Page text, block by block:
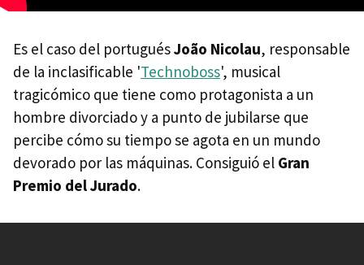
Es el caso del portuguésJoão Nicolau, responsable
de la inclasificable 'Technoboss', musical
tragicómico que tiene como protagonista a un
hombre divorciado y a punto de jubilarse que
percibe cómo su tiempo se agota en un mundo
devorado por las máquinas. Consiguió el Gran
Premio del Jurado.